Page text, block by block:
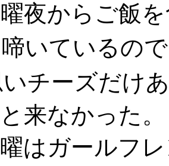
夜からご飯
いているの
いチーズだけ
来なかった。
はガールフ